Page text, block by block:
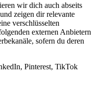
wir dich auch abseits
zeigen dir relevante
verschlüsselten
externen Anbietern
sofern du deren
Pinterest, TikTok